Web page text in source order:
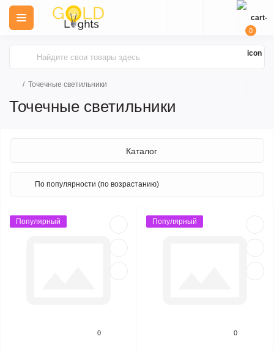
0
Точечные светильники
Точечные светильники
Каталог
Популярный
0
Популярный
0